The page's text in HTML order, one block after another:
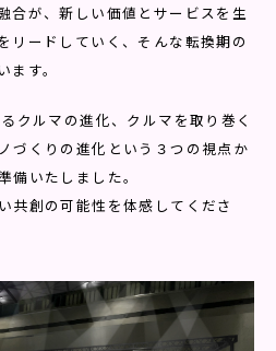
合が、新しい価値とサービスを生
リードしていく、そんな転換期の
す。
クルマの進化、クルマを取り巻く
づくりの進化という３つの視点か
備いたしました。
共創の可能性を体感してくださ